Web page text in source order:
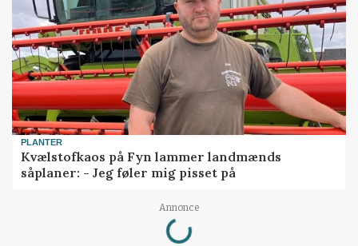
PLANTER
Kvælstofkaos på Fyn lammer landmænds
såplaner: - Jeg føler mig pisset på
Annonce
Loading...